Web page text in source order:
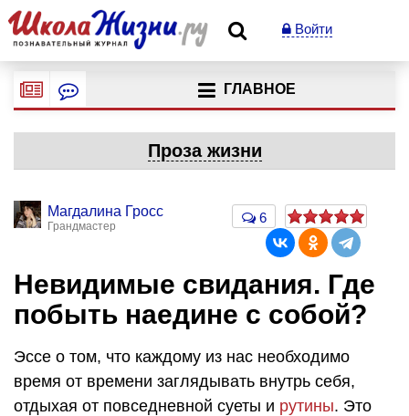
Войти
ГЛАВНОЕ
Проза жизни
Магдалина Гросс
Грандмастер
6
Невидимые свидания. Где
побыть наедине с собой?
Эссе о том, что каждому из нас необходимо
время от времени заглядывать внутрь себя,
отдыхая от повседневной суеты и рутины. Это